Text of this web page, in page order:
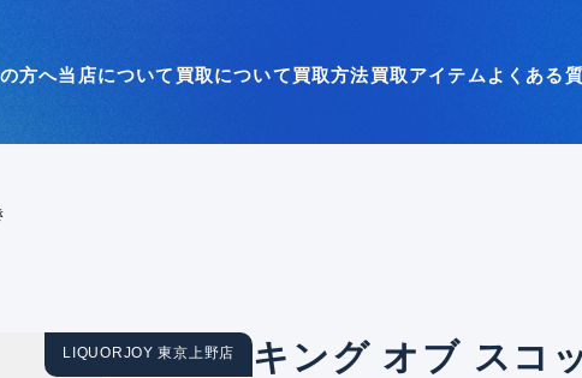
方へ当店について 買取について買取方法買取アイテム よくある
LIQUORJOY 東京上野店
キング オブ スコ